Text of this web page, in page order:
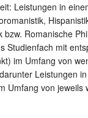
Leistungen in
bzw. Romanische
Studienfach mit
im Umfang von
Leistungen
Umfang von jeweils